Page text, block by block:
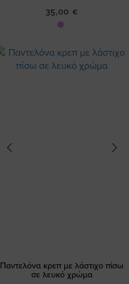
35,00 €
Παντελόνα κρεπ με λάστιχο πίσω
σε λευκό χρώμα